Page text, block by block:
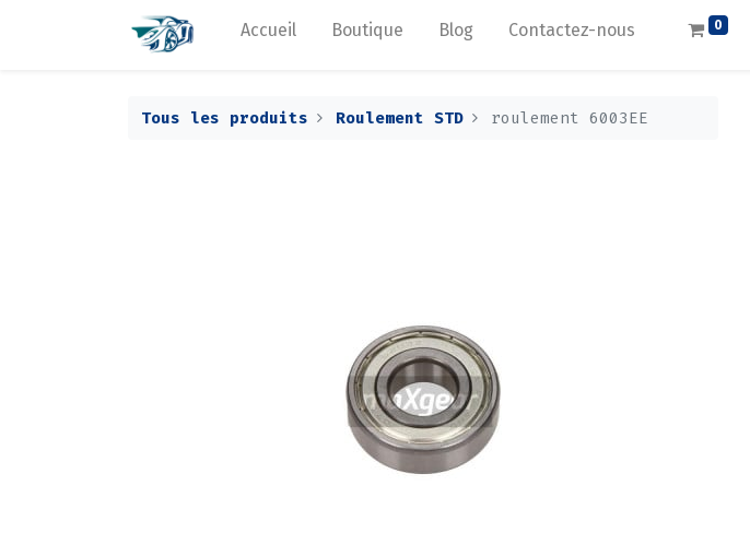
Accueil Boutique Blog Contactez-nous 0
Tous les produits Roulement STD roulement 6003EE